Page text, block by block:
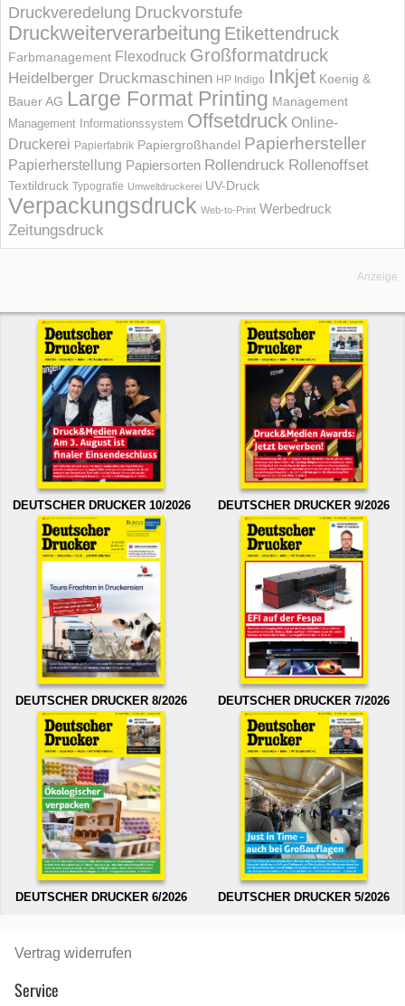
Druckveredelung Druckvorstufe
Druckweiterverarbeitung Etikettendruck
Farbmanagement Flexodruck Großformatdruck
Heidelberger Druckmaschinen HP Indigo Inkjet Koenig &
Bauer AG Large Format Printing Management
Management Informations­system Offsetdruck Online-
Druckerei Papierfabrik Papiergroßhandel Papierhersteller
Papierherstellung Papiersorten Rollendruck Rollenoffset
Textildruck Typografie Umweltdruckerei UV-Druck
Verpackungsdruck Web-to-Print Werbedruck
Zeitungsdruck
Anzeige
DEUTSCHER DRUCKER 10/2026 DEUTSCHER DRUCKER 9/2026
DEUTSCHER DRUCKER 8/2026 DEUTSCHER DRUCKER 7/2026
DEUTSCHER DRUCKER 6/2026 DEUTSCHER DRUCKER 5/2026
Vertrag widerrufen
Service